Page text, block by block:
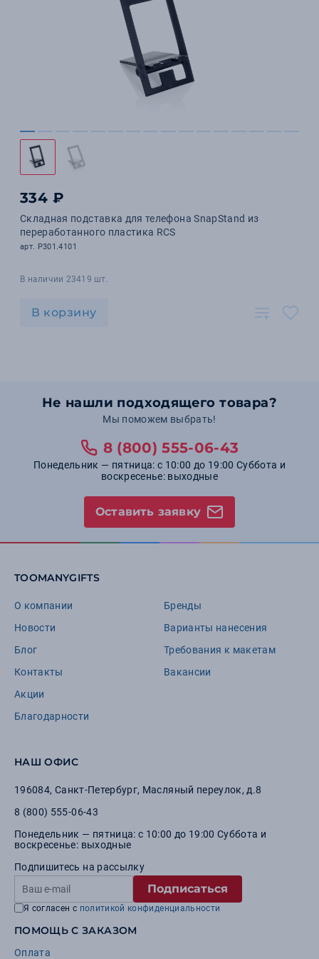
334 ₽
Складная подставка для телефона SnapStand из
переработанного пластика RCS
арт. P301.4101
В наличии 23419 шт.
В корзину
Не нашли подходящего товара?
Мы поможем выбрать!
8 (800) 555-06-43
Понедельник — пятница: с 10:00 до 19:00 Суббота и
воскресенье: выходные
Оставить заявку
TOOMANYGIFTS
О компании
Новости
Блог
Контакты
Акции
Благодарности
Бренды
Варианты нанесения
Требования к макетам
Вакансии
НАШ ОФИС
196084, Санкт-Петербург, Масляный переулок, д.8
8 (800) 555-06-43
Понедельник — пятница: с 10:00 до 19:00 Суббота и
воскресенье: выходные
Подпишитесь на рассылку
Подписаться
Я согласен с политикой конфиденциальности
ПОМОЩЬ С ЗАКАЗОМ
Оплата